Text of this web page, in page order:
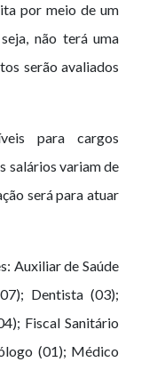
por meio de um
não terá uma
serão avaliados
para cargos
salários variam de
será para atuar
Auxiliar de Saúde
Dentista (03);
Fiscal Sanitário
(01); Médico